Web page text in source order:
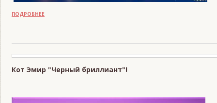
ПОДРОБНЕЕ
1071
Кот Эмир "Черный бриллиант"!